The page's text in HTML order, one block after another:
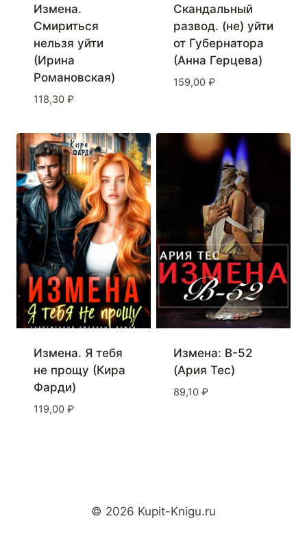
Измена.
Смириться
нельзя уйти
(Ирина
Романовская)
118,30 ₽
Скандальный
развод. (не) уйти
от Губернатора
(Анна Герцева)
159,00 ₽
Измена. Я тебя
не прощу (Кира
Фарди)
119,00 ₽
Измена: B-52
(Ария Тес)
89,10 ₽
© 2026 Kupit-Knigu.ru